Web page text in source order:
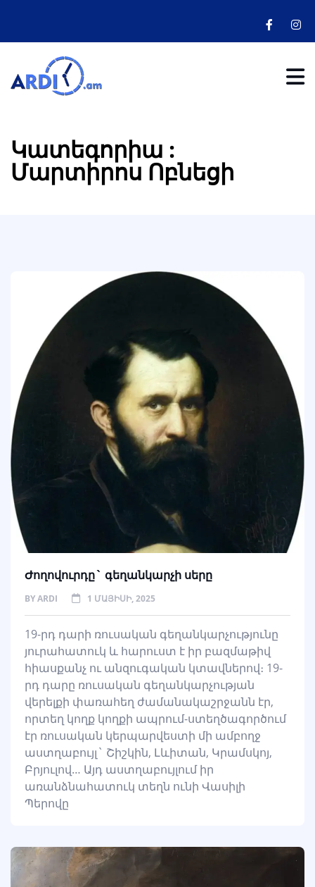
Կատեգորիա :
Մարտիրոս Ոբնեցի
Ժողովուրդը` գեղանկարչի սերը
BYARDI 1 ՄԱՅԻՍԻ, 2025
19-րդ դարի ռուսական գեղանկարչությունը
յուրահատուկ և հարուստ է իր բազմաթիվ
հիասքանչ ու անզուգական կտավներով։ 19-
րդ դարը ռուսական գեղանկարչության
վերելքի փառահեղ ժամանակաշրջանն էր,
որտեղ կողք կողքի ապրում-ստեղծագործում
էր ռուսական կերպարվեստի մի ամբողջ
աստղաբույլ` Շիշկին, Լևիտան, Կրամսկոյ,
Բրյուլով… Այդ աստղաբույլում իր
առանձնահատուկ տեղն ունի Վասիլի
Պերովը